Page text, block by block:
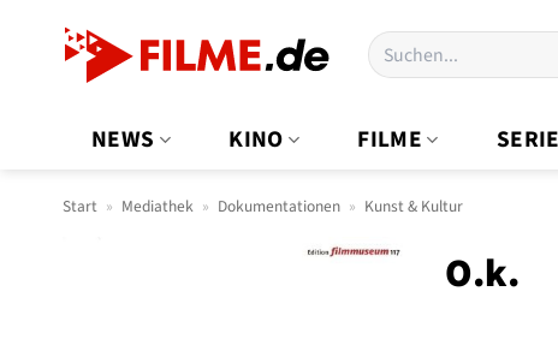
Suchen
nach:
NEWS KINO FILME
Start » Mediathek » Dokumentationen » Kunst & Kultur
O.k.